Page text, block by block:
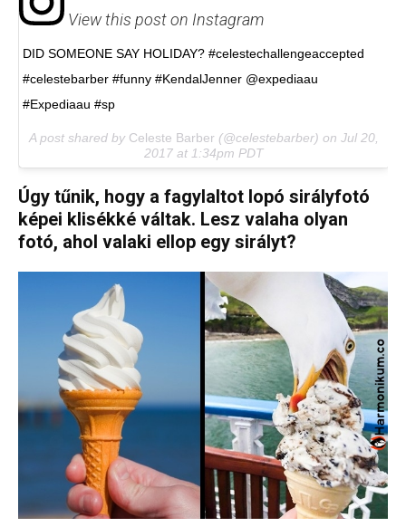
View this post on Instagram
DID SOMEONE SAY HOLIDAY? #celestechallengeaccepted
#celestebarber #funny #KendalJenner @expediaau
#Expediaau #sp
A post shared by Celeste Barber (@celestebarber) on Jul 20,
2017 at 1:34pm PDT
Úgy tűnik, hogy a fagylaltot lopó sirályfotó
képei klisékké váltak. Lesz valaha olyan
fotó, ahol valaki ellop egy sirályt?